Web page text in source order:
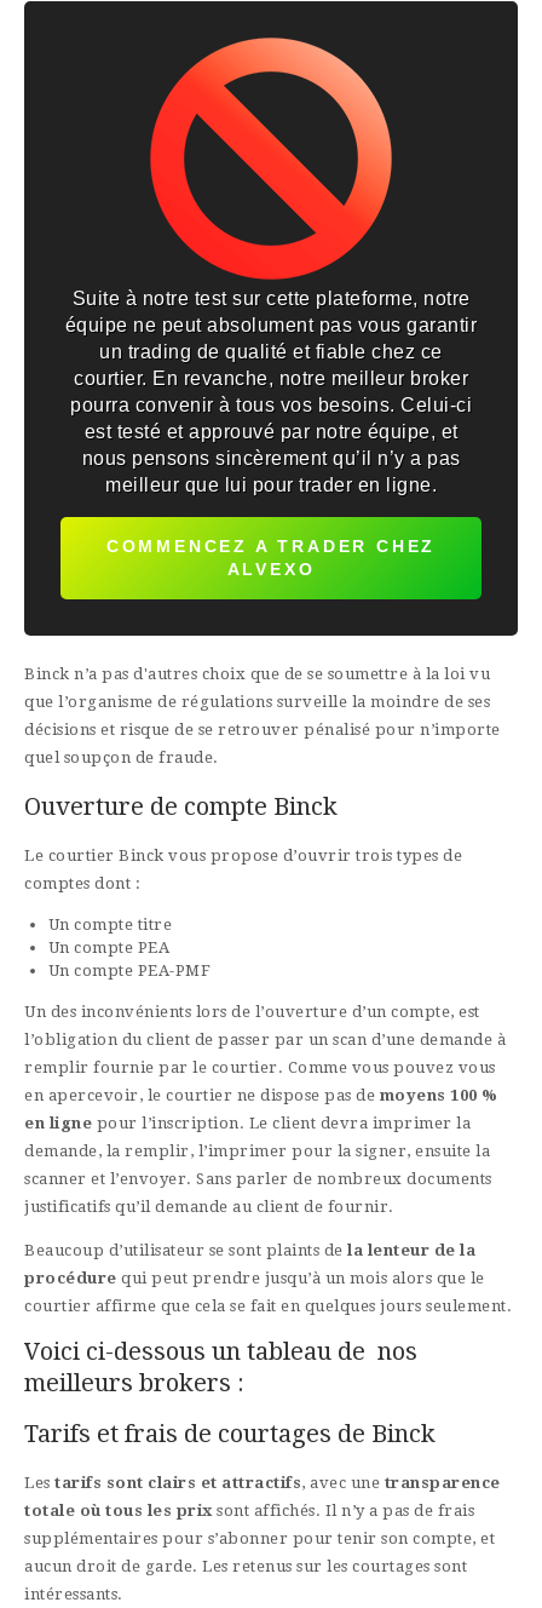
Suite à notre test sur cette plateforme, notre
équipe ne peut absolument pas vous garantir
un trading de qualité et fiable chez ce
courtier. En revanche, notre meilleur broker
pourra convenir à tous vos besoins. Celui-ci
est testé et approuvé par notre équipe, et
nous pensons sincèrement qu’il n’y a pas
meilleur que lui pour trader en ligne.
COMMENCEZ A TRADER CHEZ
ALVEXO
Binck n’a pas d'autres choix que de se soumettre à la loi vu
que l’organisme de régulations surveille la moindre de ses
décisions et risque de se retrouver pénalisé pour n’importe
quel soupçon de fraude.
Ouverture de compte Binck
Le courtier Binck vous propose d’ouvrir trois types de
comptes dont :
Un compte titre
Un compte PEA
Un compte PEA-PMF
Un des inconvénients lors de l’ouverture d’un compte, est
l’obligation du client de passer par un scan d’une demande à
remplir fournie par le courtier. Comme vous pouvez vous
en apercevoir, le courtier ne dispose pas de moyens 100 %
en ligne pour l’inscription. Le client devra imprimer la
demande, la remplir, l’imprimer pour la signer, ensuite la
scanner et l’envoyer. Sans parler de nombreux documents
justificatifs qu’il demande au client de fournir.
Beaucoup d’utilisateur se sont plaints de la lenteur de la
procédure qui peut prendre jusqu’à un mois alors que le
courtier affirme que cela se fait en quelques jours seulement.
Voici ci-dessous un tableau de nos
meilleurs brokers :
Tarifs et frais de courtages de Binck
Les tarifs sont clairs et attractifs, avec une transparence
totale où tous les prix sont affichés. Il n’y a pas de frais
supplémentaires pour s’abonner pour tenir son compte, et
aucun droit de garde. Les retenus sur les courtages sont
intéressants.